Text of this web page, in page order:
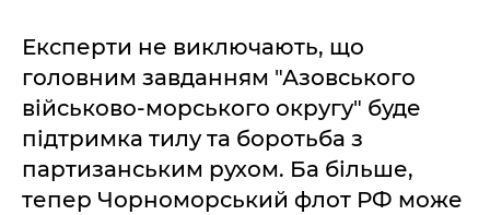
Експерти не виключають, що
головним завданням "Азовського
військово-морського округу" буде
підтримка тилу та боротьба з
партизанським рухом. Ба більше,
тепер Чорноморський флот РФ може